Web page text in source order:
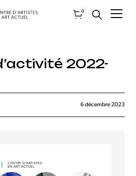
0
2022-
6 décembre 2023